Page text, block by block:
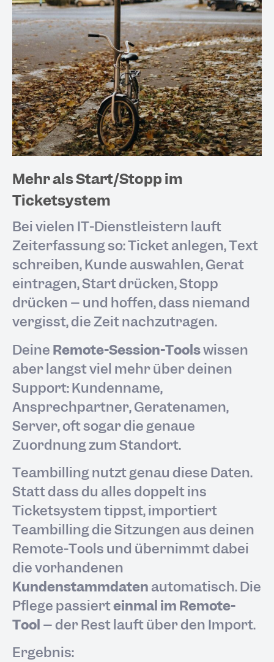
Mehr als Start/Stopp im
Ticketsystem
Bei vielen IT-Dienstleistern läuft
Zeiterfassung so: Ticket anlegen, Text
schreiben, Kunde auswählen, Gerät
eintragen, Start drücken, Stopp
drücken – und hoffen, dass niemand
vergisst, die Zeit nachzutragen.
Deine Remote-Session-Toolswissen
aber längst viel mehr über deinen
Support: Kundenname,
Ansprechpartner, Gerätenamen,
Server, oft sogar die genaue
Zuordnung zum Standort.
Teambilling nutzt genau diese Daten.
Statt dass du alles doppelt ins
Ticketsystem tippst, importiert
Teambilling die Sitzungen aus deinen
Remote-Tools und übernimmt dabei
die vorhandenen
Kundenstammdatenautomatisch. Die
Pflege passierteinmal im Remote-
Tool – der Rest läuft über den Import.
Ergebnis: